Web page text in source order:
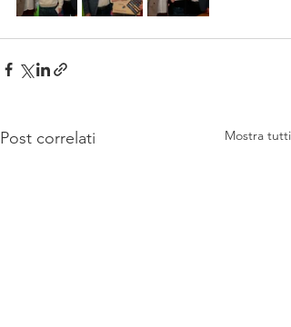
Post correlati Mostra tutti